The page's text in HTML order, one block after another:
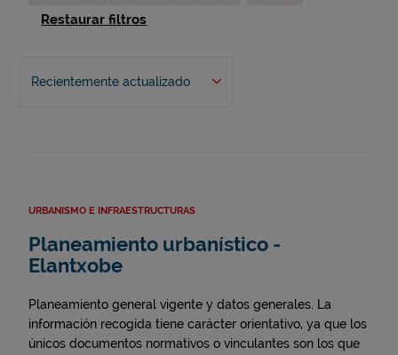
Restaurar filtros
Recientemente actualizado
URBANISMO E INFRAESTRUCTURAS
Planeamiento urbanístico -
Elantxobe
Planeamiento general vigente y datos generales. La
información recogida tiene carácter orientativo, ya que los
únicos documentos normativos o vinculantes son los que